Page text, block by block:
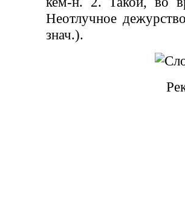
Неотлучное
знач.).